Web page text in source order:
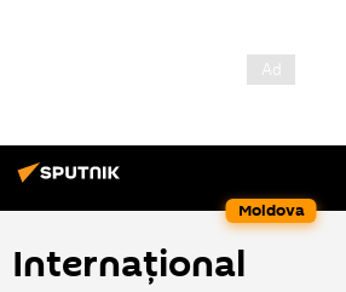
Moldova
Internațional